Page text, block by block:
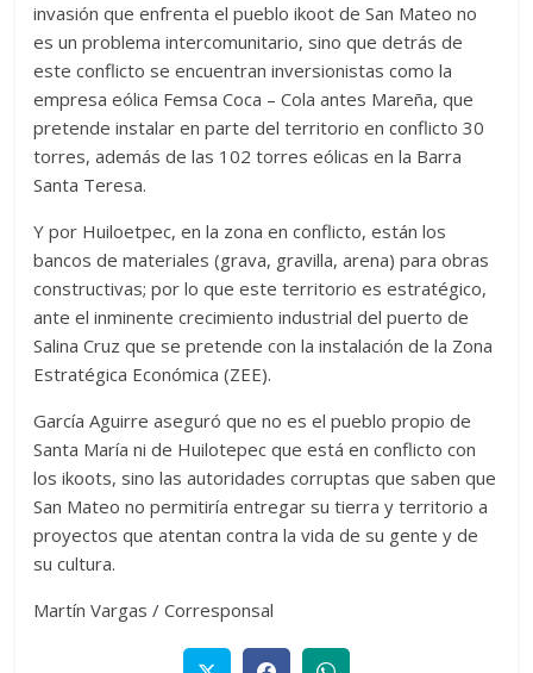
invasión que enfrenta el pueblo ikoot de San Mateo no
es un problema intercomunitario, sino que detrás de
este conflicto se encuentran inversionistas como la
empresa eólica Femsa Coca – Cola antes Mareña, que
pretende instalar en parte del territorio en conflicto 30
torres, además de las 102 torres eólicas en la Barra
Santa Teresa.
Y por Huiloetpec, en la zona en conflicto, están los
bancos de materiales (grava, gravilla, arena) para obras
constructivas; por lo que este territorio es estratégico,
ante el inminente crecimiento industrial del puerto de
Salina Cruz que se pretende con la instalación de la Zona
Estratégica Económica (ZEE).
García Aguirre aseguró que no es el pueblo propio de
Santa María ni de Huilotepec que está en conflicto con
los ikoots, sino las autoridades corruptas que saben que
San Mateo no permitiría entregar su tierra y territorio a
proyectos que atentan contra la vida de su gente y de
su cultura.
Martín Vargas / Corresponsal